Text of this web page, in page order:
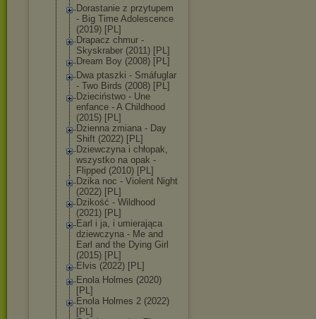
Dorastanie z przytupem
- Big Time Adolescence
(2019) [PL]
Drapacz chmur -
Skyskraber (2011) [PL]
Dream Boy (2008) [PL]
Dwa ptaszki - Smáfuglar
- Two Birds (2008) [PL]
Dzieciństwo - Une
enfance - A Childhood
(2015) [PL]
Dzienna zmiana - Day
Shift (2022) [PL]
Dziewczyna i chłopak,
wszystko na opak -
Flipped (2010) [PL]
Dzika noc - Violent Night
(2022) [PL]
Dzikość - Wildhood
(2021) [PL]
Earl i ja, i umierająca
dziewczyna - Me and
Earl and the Dying Girl
(2015) [PL]
Elvis (2022) [PL]
Enola Holmes (2020)
[PL]
Enola Holmes 2 (2022)
[PL]